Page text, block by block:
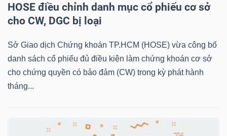
HOSE điều chỉnh danh mục cổ phiếu cơ sở
cho CW, DGC bị loại
Sở Giao dịch Chứng khoán TP.HCM (HOSE) vừa công bố
danh sách cổ phiếu đủ điều kiện làm chứng khoán cơ sở
cho chứng quyền có bảo đảm (CW) trong kỳ phát hành
tháng...